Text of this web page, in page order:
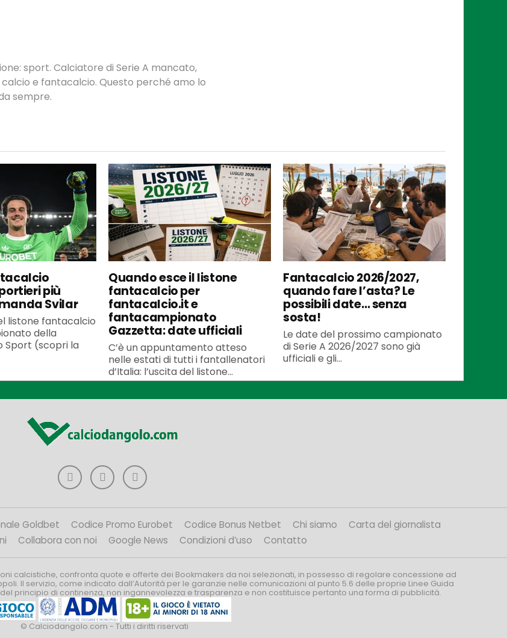
sport. Calciatore di Serie A mancato,
e fantacalcio. Questo perché amo lo
sempre.
più
Svilar
listone fantacalcio
della
Sport (scopri la
Quando esce il listone
fantacalcio per
fantacalcio.it e
fantacampionato
Gazzetta: date ufficiali
C’è un appuntamento atteso
nelle estati di tutti i fantallenatori
d’Italia: l’uscita del listone...
Fantacalcio 2026/2027,
quando fare l’asta? Le
possibili date… senza
sosta!
Le date del prossimo campionato
di Serie A 2026/2027 sono già
ufficiali e gli...
Goldbet Codice Promo Eurobet Codice Bonus Netbet Chi siamo
Carta del giornalista
Collabora con noi Google News Condizioni d’uso Contatto
calcistiche, confronta quote e offerte dei Bookmakers da noi selezionati, in possesso di regolare concessione ad
Il servizio, come indicato dall’Autorità per le garanzie nelle comunicazioni al punto 5.6 delle proprie Linee Guida
principio di continenza, non ingannevolezza e trasparenza e non costituisce pertanto una forma di pubblicità.
© Calciodangolo.com - Tutti i diritti riservati